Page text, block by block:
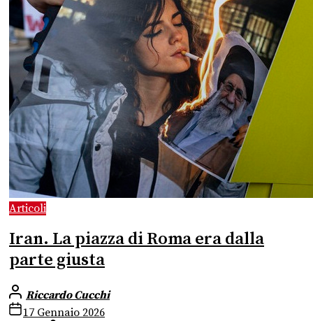
Articoli
Iran. La piazza di Roma era dalla
parte giusta
Riccardo Cucchi
17 Gennaio 2026